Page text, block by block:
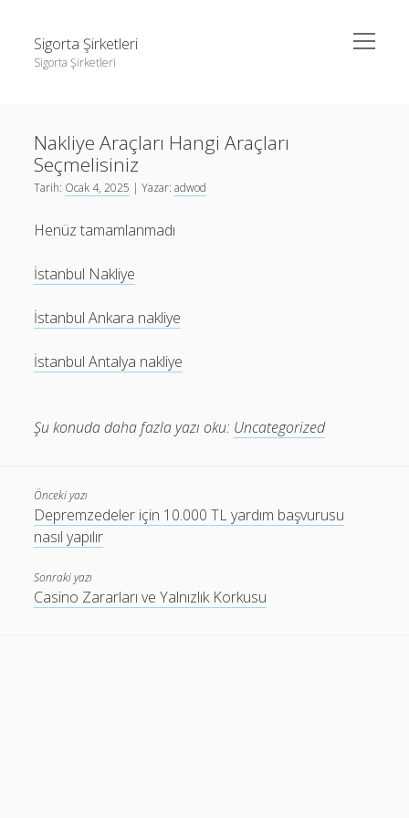
Sigorta Şirketleri
Sigorta Şirketleri
menüyü
aç
Linkedin Takipçi Yükseltme Hilesi
Liste
instagram gizli hesap görme giriş yapmadan
Sayfa Listesi
Nakliye Araçları Hangi Araçları
Seçmelisiniz
Tarih: Ocak 4, 2025 | Yazar:adwod
Henüz tamamlanmadı
İstanbul Nakliye
İstanbul Ankara nakliye
İstanbul Antalya nakliye
Şu konuda daha fazla yazı oku: Uncategorized
Önceki yazı
Depremzedeler için 10.000 TL yardım başvurusu
nasıl yapılır
Sonraki yazı
Casino Zararları ve Yalnızlık Korkusu